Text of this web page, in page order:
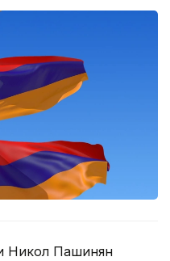
Никол Пашинян